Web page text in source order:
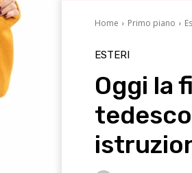
Home Primo piano
ESTERI
Oggi la